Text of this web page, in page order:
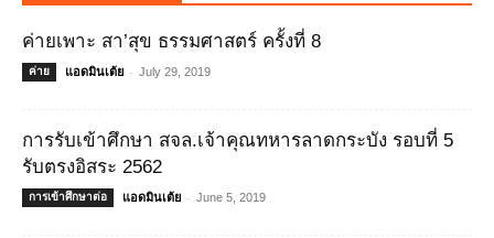
ค่ายเพาะ สา’สุข ธรรมศาสตร์ ครั้งที่ 8
ค่าย แอดมินเต้ย - July 29, 2019
การรับเข้าศึกษา สจล.เจ้าคุณทหารลาดกระบัง รอบที่ 5
รับตรงอิสระ 2562
การเข้าศึกษาต่อ แอดมินเต้ย - June 5, 2019